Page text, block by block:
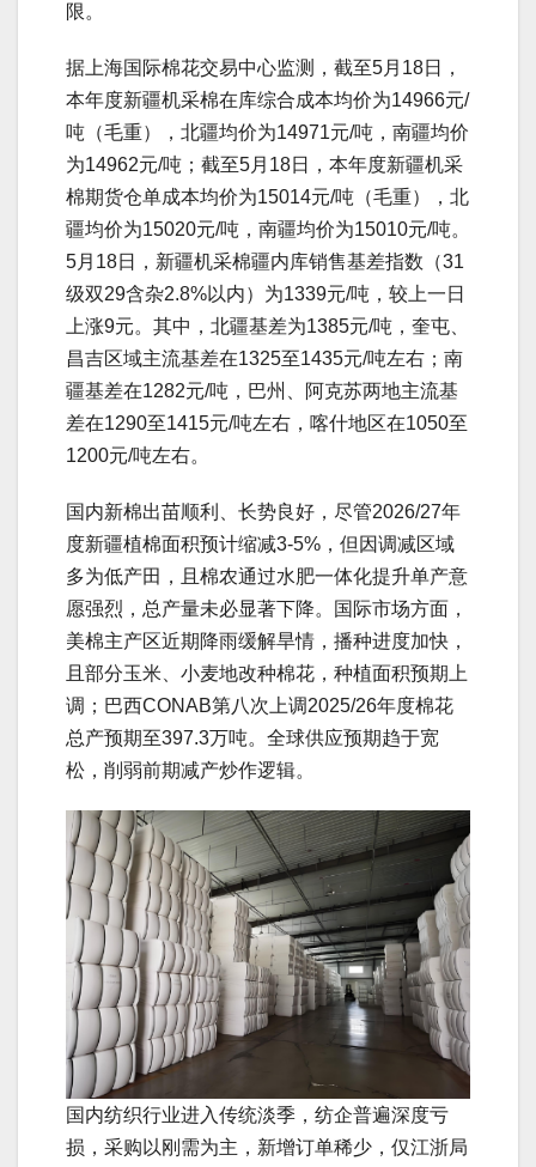
限。
据上海国际棉花交易中心监测，截至5月18日，
本年度新疆机采棉在库综合成本均价为14966元/
吨（毛重），北疆均价为14971元/吨，南疆均价
为14962元/吨；截至5月18日，本年度新疆机采
棉期货仓单成本均价为15014元/吨（毛重），北
疆均价为15020元/吨，南疆均价为15010元/吨。
5月18日，新疆机采棉疆内库销售基差指数（31
级双29含杂2.8%以内）为1339元/吨，较上一日
上涨9元。其中，北疆基差为1385元/吨，奎屯、
昌吉区域主流基差在1325至1435元/吨左右；南
疆基差在1282元/吨，巴州、阿克苏两地主流基
差在1290至1415元/吨左右，喀什地区在1050至
1200元/吨左右。
国内新棉出苗顺利、长势良好，尽管2026/27年
度新疆植棉面积预计缩减3-5%，但因调减区域
多为低产田，且棉农通过水肥一体化提升单产意
愿强烈，总产量未必显著下降。国际市场方面，
美棉主产区近期降雨缓解旱情，播种进度加快，
且部分玉米、小麦地改种棉花，种植面积预期上
调；巴西CONAB第八次上调2025/26年度棉花
总产预期至397.3万吨。全球供应预期趋于宽
松，削弱前期减产炒作逻辑。
国内纺织行业进入传统淡季，纺企普遍深度亏
损，采购以刚需为主，新增订单稀少，仅江浙局